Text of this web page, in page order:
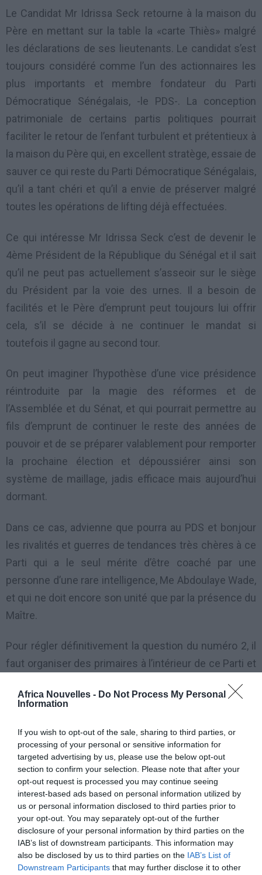
Africa Nouvelles - Do Not Process My Personal
Information
If you wish to opt-out of the sale, sharing to third parties, or
processing of your personal or sensitive information for
targeted advertising by us, please use the below opt-out
section to confirm your selection. Please note that after your
opt-out request is processed you may continue seeing
interest-based ads based on personal information utilized by
us or personal information disclosed to third parties prior to
your opt-out. You may separately opt-out of the further
disclosure of your personal information by third parties on the
IAB’s list of downstream participants. This information may
also be disclosed by us to third parties on the IAB’s List of
Downstream Participants that may further disclose it to other
Le Candidat Mr Idrissa Seck retourne à la maison du
Père en mettant sur la table la «carte Thiès» malgré
les déclarations de ses lieutenants. Le candidat s’est
toujours considéré comme l’un des actionnaires les
plus importants et membre fondateur du Parti
Démocratique Sénégalais, -le PDS-. La conception
patrimoniale de certains partis politiques pourrait
faciliter le retour de l’enfant turbulent et prétentieux à
la maison du Père qui, en excellent stratège, essaie de
sauver ce qui reste du Parti Démocratique Sénégalais,
qu’il a tant chéri et qu’il a envie de préserver malgré
toutes les opérations de lifting déjà effectuées.
Ce qui intéresse Mr Idrissa Seck c’est de devenir le
4ème Président de la République du Sénégal et il sait
qu’il ne peut pas actuellement s’asseoir sur le siège
du Président par la voie des urnes. Il a besoin de
facilités et le Père d’emprunt peut toujours lui offrir
cela, s’il se décide à ne continuer le mandat si
toutefois il gagne au second tour.
On peut imaginer l’hypothèse d’une vice présidence
réintroduite par la magie des réformes et de
l’Assemblée et du Sénat, et qui pourrait permettre au
fils d’emprunt de continuer le reste des années de
pouvoir et de se préparer valablement pour remporter
la prochaine élection et dépoussiérer ainsi son
système de maillage, jadis efficace mais aujourd’hui
dormant.
Dans ce cas, advienne que pourra au PDS et bonjour
les rivalités et guerres de tendances très chères à ce
Parti qui a le seul mérite d’être coaché par une
personne d’une rare intelligence, Me Abdoulaye Wade,
et qui ne doit encore son unité que par la présence du
Maître.
Pour régler définitivement la question du numéro 2, il
faut organiser des primaires à l’intérieur de ce Parti et
contre vents et marées restés dans la barque: Mr
Pape Diop et Mr Souleymane Ndéné Ndiaye et
d’autres qui le souhaitent de mesurer leur popularité
et tester leur légitimité pour manager ce Parti.
2èmehypothèse
Mr Macky Sall qui se voit déjà au Palais gagnerait à se
rapprocher des autres candidats, principalement de
Messieurs Ibrahima Fall et Tanor Dieng, pour